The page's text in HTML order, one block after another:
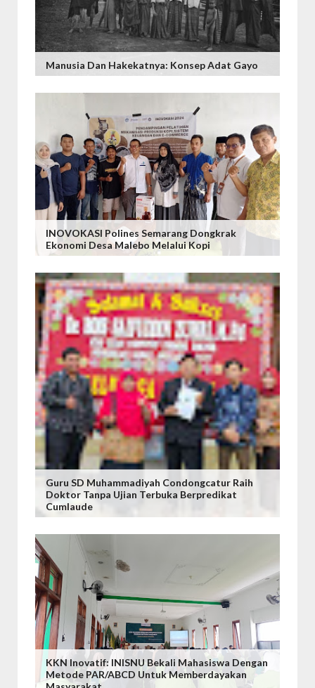
Manusia Dan Hakekatnya: Konsep Adat Gayo
INOVOKASI Polines Semarang Dongkrak
Ekonomi Desa Malebo Melalui Kopi
Guru SD Muhammadiyah Condongcatur Raih
Doktor Tanpa Ujian Terbuka Berpredikat
Cumlaude
KKN Inovatif: INISNU Bekali Mahasiswa Dengan
Metode PAR/ABCD Untuk Memberdayakan